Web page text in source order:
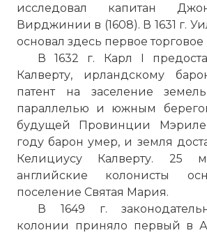
исследовал капитан
Вирджинии в (1608). В 1631 г.
основал здесь первое
В 1632 г. Карл I
Калверту, ирландскому
патент на заселение
параллелью и южным
будущей Провинции
году барон умер, и земля
Келициусу Калверту. 25
английские колонисты
поселение Святая Мария.
В 1649 г.
колонии приняло первый в